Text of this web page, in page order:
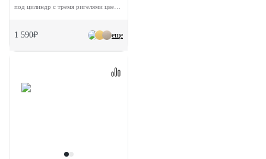
еще
1 590₽